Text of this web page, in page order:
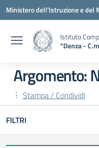
Vai ai contenuti
Vai al menu di navigazione
Vai al footer
Ministero dell'Istruzione e del
Istituto
"Denza -
Argomento:
Stampa / Condividi
FILTRI